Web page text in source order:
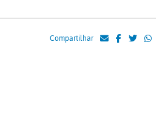
Compartilhar